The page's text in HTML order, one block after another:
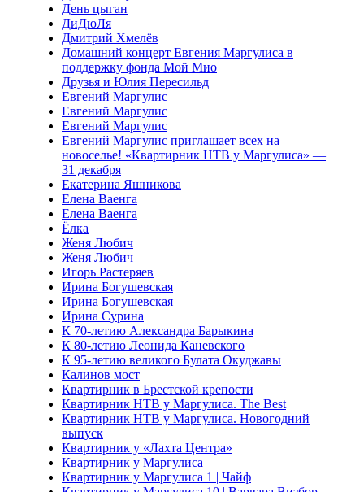
День цыган
ДиДюЛя
Дмитрий Хмелёв
Домашний концерт Евгения Маргулиса в
поддержку фонда Мой Мио
Друзья и Юлия Пересильд
Евгений Маргулис
Евгений Маргулис
Евгений Маргулис
Евгений Маргулис приглашает всех на
новоселье! «Квартирник НТВ у Маргулиса» —
31 декабря
Екатерина Яшникова
Елена Ваенга
Елена Ваенга
Ёлка
Женя Любич
Женя Любич
Игорь Растеряев
Ирина Богушевская
Ирина Богушевская
Ирина Сурина
К 70-летию Александра Барыкина
К 80-летию Леонида Каневского
К 95-летию великого Булата Окуджавы
Калинов мост
Квартирник в Брестской крепости
Квартирник НТВ у Маргулиса. The Best
Квартирник НТВ у Маргулиса. Новогодний
выпуск
Квартирник у «Лахта Центра»
Квартирник у Маргулиса
Квартирник у Маргулиса 1 | Чайф